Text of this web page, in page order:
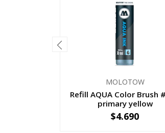
MOLOTOW
Refill AQUA Color Brush
primary yellow
+
$4.690